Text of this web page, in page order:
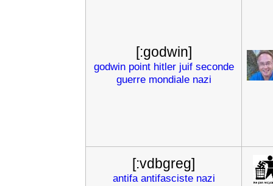
[:godwin]
godwin point hitler juif seconde
guerre mondiale nazi
[:vdbgreg]
antifa antifasciste nazi